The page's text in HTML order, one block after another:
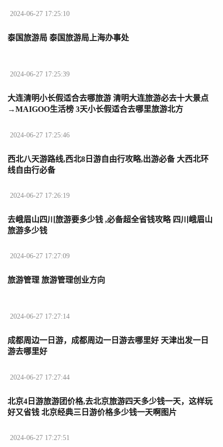
2024-06-27 17:25:10
泰国旅游局 泰国旅游局上海办事处
2024-06-27 17:25:39
大连清明小长假适合去哪旅游 清明大连旅游必去十大景点
→MAIGOO生活榜 3天小长假适合去哪里旅游北方
2024-06-27 17:25:46
西北八天游路线,西北8日游自由行攻略,出游必备 大西北环
线自由行必备
2024-06-27 17:26:19
去峨眉山四川旅游要多少钱 ,必备超全省钱攻略 四川峨眉山
旅游多少钱
2024-06-27 17:27:09
旅游管理 旅游管理创业方向
2024-06-27 17:27:14
成都周边一日游，成都周边一日游去哪里好 天津出发一日
游去哪里好
2024-06-27 17:27:44
北京4日游旅游团价格,去北京旅游四天多少钱一天，这样玩
好又省钱 北京经典三日游价格多少钱一天啊图片
2024-06-27 17:27:51